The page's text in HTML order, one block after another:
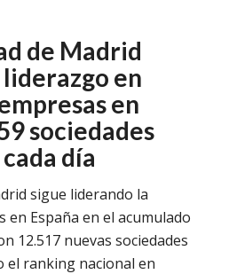
de Madrid
en
en
sociedades
día
sigue liderando la
en España en el acumulado
12.517 nuevas sociedades
el ranking nacional en